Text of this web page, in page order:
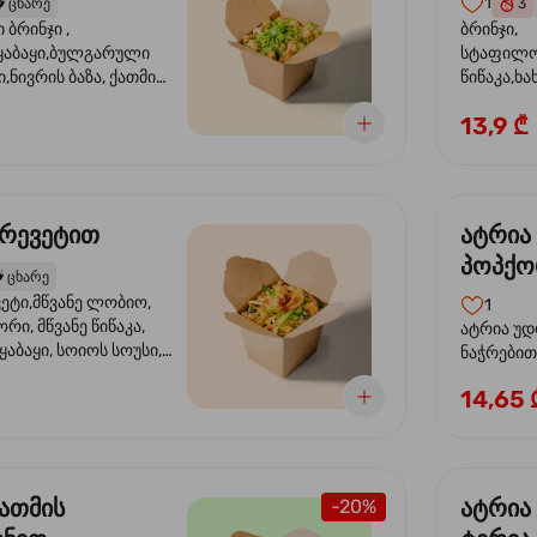
ცხარე
,
ბაზა, ქათმის
ხახვი,სეზამის
3
ბრინჯი,
სოუსი,
13,9 ₾
ცხარე
ლობიო,
მწვანე წიწაკა,
სოიოს სოუსი,
სოუსი, მწვანე ხახვი,
ატრია
სოსუით
1
ატრია
ნაჭრებით,
ნიორი)
14,65
-20%